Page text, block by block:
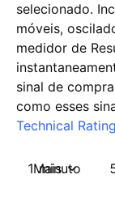
selecionado.
móveis,
medidor de
sinal de
como esses
Technical
1 minuto
Mais